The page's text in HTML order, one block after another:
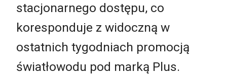
stacjonarnego dostępu, co
koresponduje z widoczną w
ostatnich tygodniach promocją
światłowodu pod marką Plus.